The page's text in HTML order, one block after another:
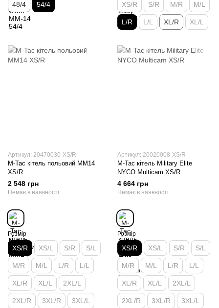
48/4 54/4 XS/R S/R M/R M/L
L/R L/L XL/R XL/L
Артикул: 20470030-XS/R
M-Tac кітель польовий MM14
XS/R
2 548 грн
Немає в наявності
Розмір
XS/R XS/L S/R S/L
M/R M/L L/R L/L
XL/R XL/L 2XL/L
2XL/R 3XL/R 3XL/L
Артикул: 20020008-XS/R
M-Tac кітель Military Elite
NYCO Multicam XS/R
4 664 грн
Немає в наявності
Розмір
XS/R XS/L S/R S/L
M/R M/L L/R L/L
XL/R XL/L 2XL/L
2XL/R 3XL/R 3XL/L